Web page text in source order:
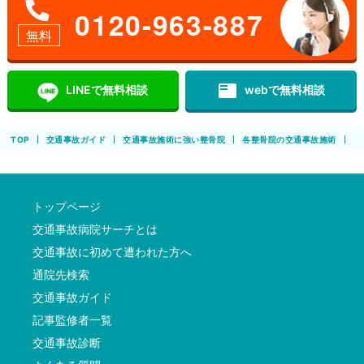
無料 0120-963-887
LINEで無料相談 featured_play_list webで無料相談
TOP 交通事故ガイド 交通事故施術に強い整骨院 各整骨院の交通事故施術
トップページ
交通事故病院サーチとは
交通事故に初めて遭われた方へ
通院先検索
交通事故ガイド
記事監修者一覧
交通事故診断